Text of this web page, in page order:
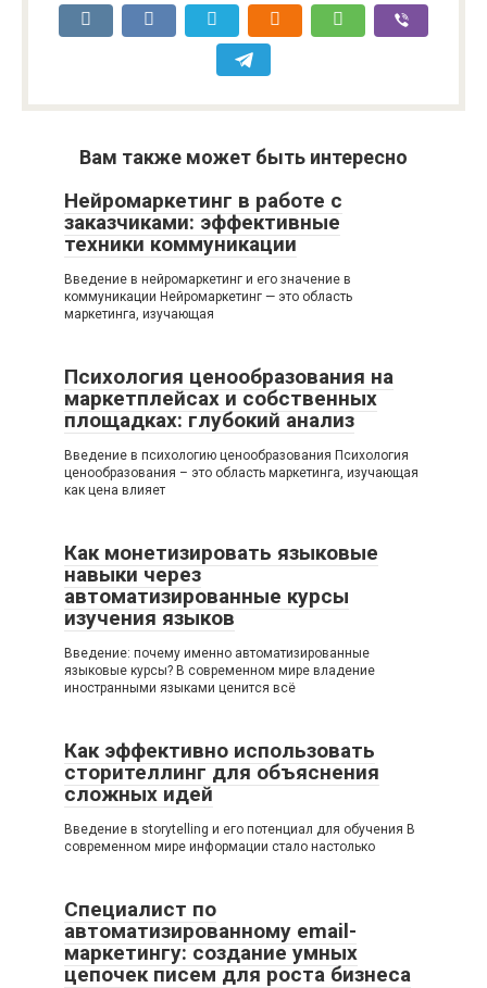
Вам также может быть интересно
Нейромаркетинг в работе с
заказчиками: эффективные
техники коммуникации
Введение в нейромаркетинг и его значение в
коммуникации Нейромаркетинг — это область
маркетинга, изучающая
Психология ценообразования на
маркетплейсах и собственных
площадках: глубокий анализ
Введение в психологию ценообразования Психология
ценообразования – это область маркетинга, изучающая
как цена влияет
Как монетизировать языковые
навыки через
автоматизированные курсы
изучения языков
Введение: почему именно автоматизированные
языковые курсы? В современном мире владение
иностранными языками ценится всё
Как эффективно использовать
сторителлинг для объяснения
сложных идей
Введение в storytelling и его потенциал для обучения В
современном мире информации стало настолько
Специалист по
автоматизированному email-
маркетингу: создание умных
цепочек писем для роста бизнеса